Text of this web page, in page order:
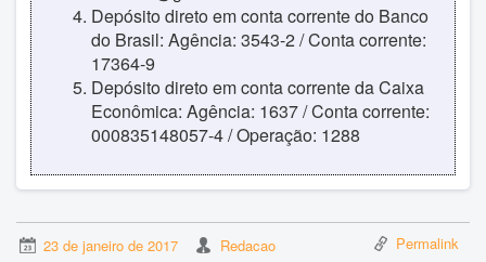
Depósito direto em conta corrente do Banco
do Brasil: Agência: 3543-2 / Conta corrente:
17364-9
Depósito direto em conta corrente da Caixa
Econômica: Agência: 1637 / Conta corrente:
000835148057-4 / Operação: 1288
23 de janeiro de 2017 Redacao Permalink